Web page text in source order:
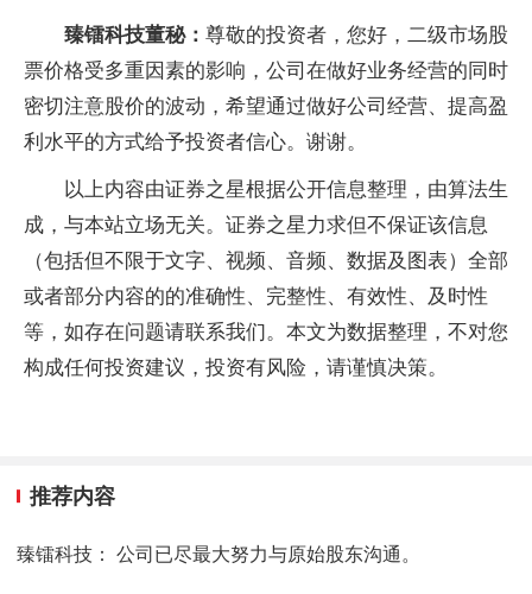
臻镭科技董秘： 尊敬的投资者，您好，二级市场股
票价格受多重因素的影响，公司在做好业务经营的同时
密切注意股价的波动，希望通过做好公司经营、提高盈
利水平的方式给予投资者信心。谢谢。
以上内容由证券之星根据公开信息整理，由算法生
成，与本站立场无关。证券之星力求但不保证该信息
（包括但不限于文字、视频、音频、数据及图表）全部
或者部分内容的的准确性、完整性、有效性、及时性
等，如存在问题请联系我们。本文为数据整理，不对您
构成任何投资建议，投资有风险，请谨慎决策。
推荐内容
臻镭科技： 公司已尽最大努力与原始股东沟通。